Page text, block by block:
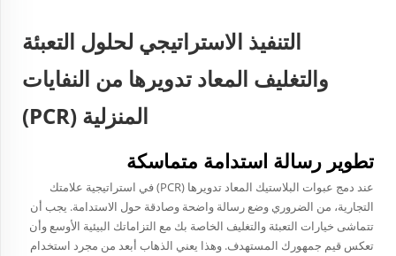
التنفيذ الاستراتيجي لحلول التعبئة
والتغليف المعاد تدويرها من النفايات
المنزلية (PCR)
تطوير رسالة استدامة متماسكة
عند دمج عبوات البلاستيك المعاد تدويرها (PCR) في استراتيجية علامتك
التجارية، من الضروري وضع رسالة واضحة وصادقة حول الاستدامة. يجب أن
تتماشى خيارات التعبئة والتغليف الخاصة بك مع التزاماتك البيئية الأوسع وأن
تعكس قيم جمهورك المستهدف. وهذا يعني الذهاب أبعد من مجرد استخدام